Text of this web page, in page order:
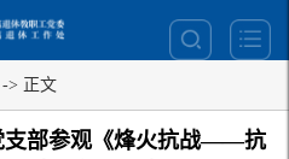
-> 正文
支部参观《烽火抗战——抗